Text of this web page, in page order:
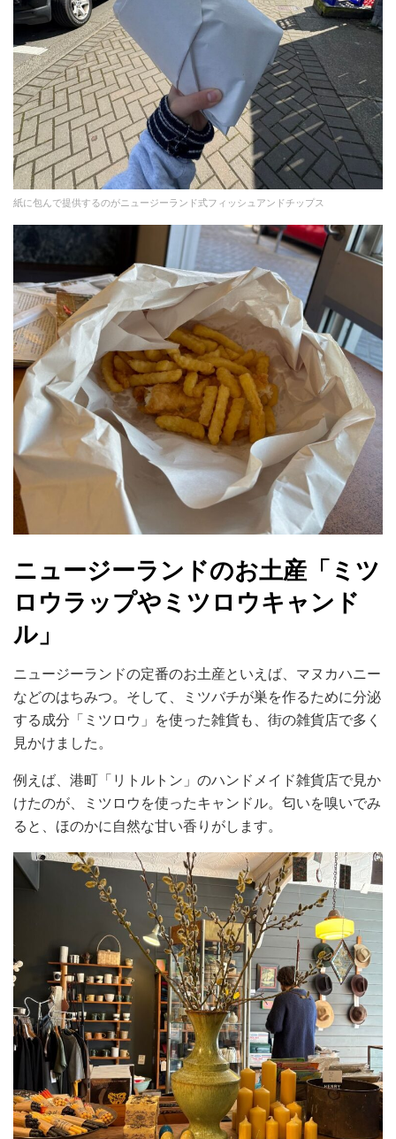
紙に包んで提供するのがニュージーランド式フィッシュアンドチップス
ニュージーランドのお土産「ミツ
ロウラップやミツロウキャンド
ル」
ニュージーランドの定番のお土産といえば、マヌカハニー
などのはちみつ。そして、ミツバチが巣を作るために分泌
する成分「ミツロウ」を使った雑貨も、街の雑貨店で多く
見かけました。
例えば、港町「リトルトン」のハンドメイド雑貨店で見か
けたのが、ミツロウを使ったキャンドル。匂いを嗅いでみ
ると、ほのかに自然な甘い香りがします。